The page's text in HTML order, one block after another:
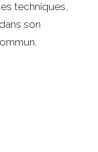
techniques,
son